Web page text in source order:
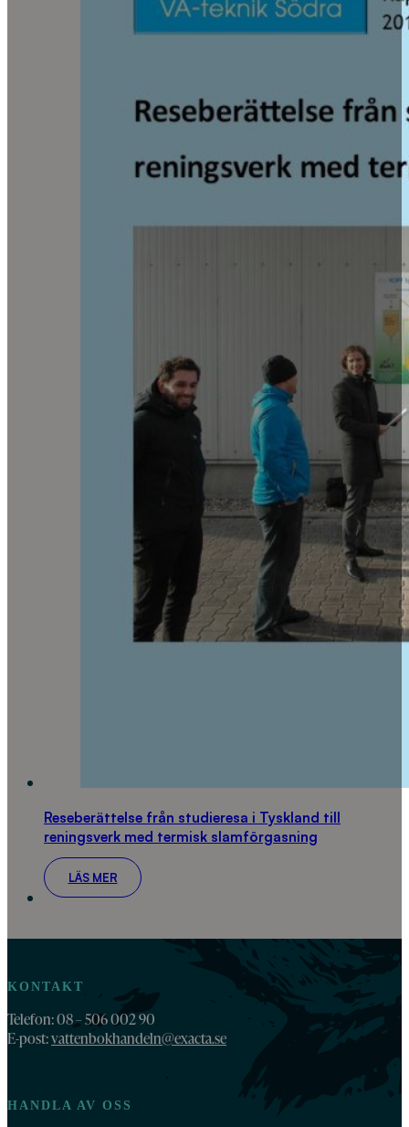
Reseberättelse från studieresa i Tyskland till
reningsverk med termisk slamförgasning
LÄS MER
KONTAKT
Telefon: 08 – 506 002 90
E-post:vattenbokhandeln@exacta.se
HANDLA AV OSS